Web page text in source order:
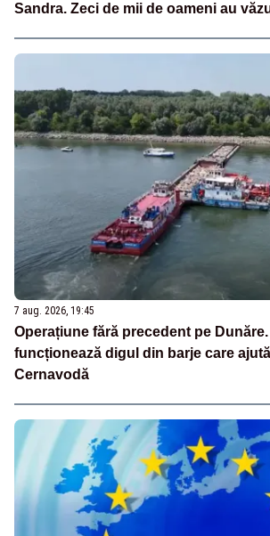
Sandra. Zeci de mii de oameni au
7 aug. 2026, 19:45
Operațiune fără precedent pe
funcționează digul din barje care
Cernavodă